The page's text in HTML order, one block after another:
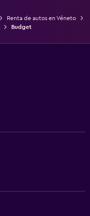
Renta de autos en Véneto
Budget